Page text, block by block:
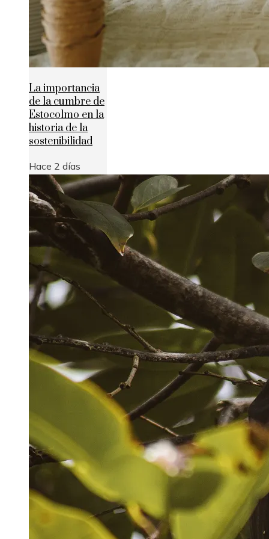
La importancia
de la cumbre de
Estocolmo en la
historia de la
sostenibilidad
Hace 2 días